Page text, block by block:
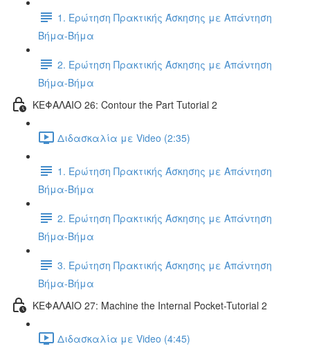
1. Ερώτηση Πρακτικής Άσκησης με Απάντηση
Βήμα-Βήμα
2. Ερώτηση Πρακτικής Άσκησης με Απάντηση
Βήμα-Βήμα
ΚΕΦΑΛΑΙΟ 26: Contour the Part Tutorial 2
Διδασκαλία με Video (2:35)
1. Ερώτηση Πρακτικής Άσκησης με Απάντηση
Βήμα-Βήμα
2. Ερώτηση Πρακτικής Άσκησης με Απάντηση
Βήμα-Βήμα
3. Ερώτηση Πρακτικής Άσκησης με Απάντηση
Βήμα-Βήμα
ΚΕΦΑΛΑΙΟ 27: Machine the Internal Pocket-Tutorial 2
Διδασκαλία με Video (4:45)